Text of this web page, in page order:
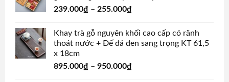
239.000₫ – 255.000₫
Khay trà gỗ nguyên khối cao cấp có rãnh
thoát nước + Đế đá đen sang trọng KT 61,5
x 18cm
895.000₫ – 950.000₫